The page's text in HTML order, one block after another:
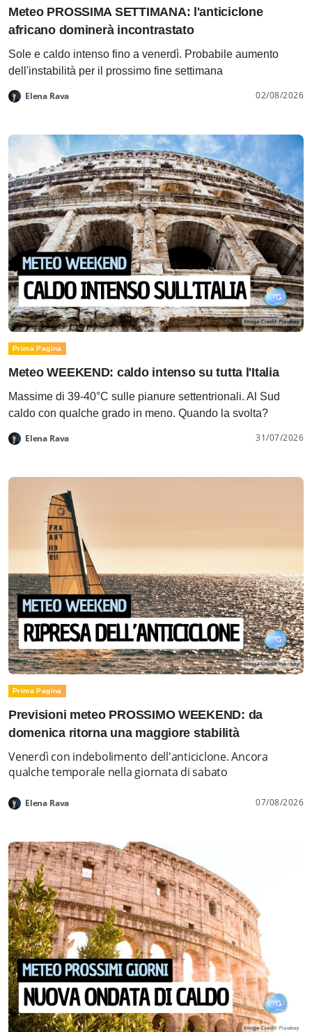
Meteo PROSSIMA SETTIMANA: l'anticiclone
africano dominerà incontrastato
Sole e caldo intenso fino a venerdì. Probabile aumento
dell'instabilità per il prossimo fine settimana
Elena Rava 02/08/2026
Prima Pagina
Meteo WEEKEND: caldo intenso su tutta l'Italia
Massime di 39-40°C sulle pianure settentrionali. Al Sud
caldo con qualche grado in meno. Quando la svolta?
Elena Rava 31/07/2026
Prima Pagina
Previsioni meteo PROSSIMO WEEKEND: da
domenica ritorna una maggiore stabilità
Venerdì con indebolimento dell'anticiclone. Ancora
qualche temporale nella giornata di sabato
Elena Rava 07/08/2026